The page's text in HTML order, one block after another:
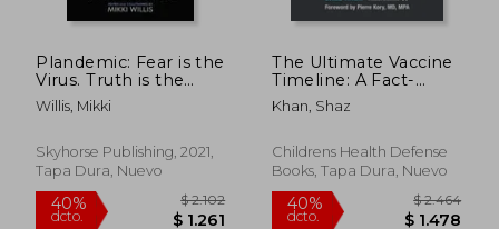
Plandemic: Fear is the
Virus. Truth is the
Cure. (en Inglés)
Willis, Mikki
Skyhorse Publishing, 2021,
Tapa Dura, Nuevo
The Ultimate Vaccine
Timeline: A Fact-
Packed History of
Vaccines and Their
Khan, Shaz
Childrens Health Defense
Books, Tapa Dura, Nuevo